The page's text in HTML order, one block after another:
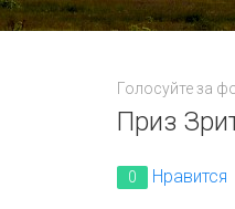
Голосуйте за
Приз
0 Нравится